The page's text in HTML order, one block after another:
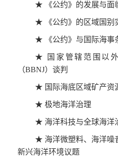
★ 《公约》的发展与面
★ 《公约》的区域国别
★ 《公约》与国际海事
★ 国家管辖范围以
（BBNJ）谈判
★ 国际海底区域矿产资
★ 极地海洋治理
★ 海洋科技与全球海洋
★ 海洋微塑料、海洋噪
新兴海洋环境议题